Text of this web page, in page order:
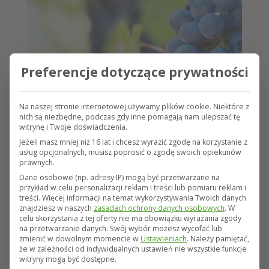
Winnice
Owoce
Poznaj zakres ubezpieczenia owoców
Ubezpieczone ryzyka
Preferencje dotyczące prywatności
Na naszej stronie internetowej używamy plików cookie. Niektóre z
nich są niezbędne, podczas gdy inne pomagają nam ulepszać tę
witrynę i Twoje doświadczenia.
Jeżeli masz mniej niż 16 lat i chcesz wyrazić zgodę na korzystanie z
usług opcjonalnych, musisz poprosić o zgodę swoich opiekunów
prawnych.
Dane osobowe (np. adresy IP) mogą być przetwarzane na
przykład w celu personalizacji reklam i treści lub pomiaru reklam i
treści. Więcej informacji na temat wykorzystywania Twoich danych
znajdziesz w naszych zasadach ochrony danych osobowych. W
celu skorzystania z tej oferty nie ma obowiązku wyrażania zgody
na przetwarzanie danych. Swój wybór możesz wycofać lub
zmienić w dowolnym momencie w Ustawieniach. Należy pamiętać,
że w zależności od indywidualnych ustawień nie wszystkie funkcje
witryny mogą być dostępne.